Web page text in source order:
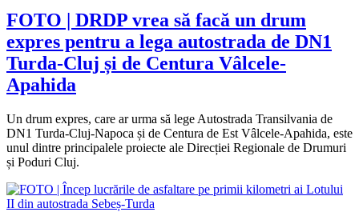
FOTO | DRDP vrea să facă un drum
expres pentru a lega autostrada de DN1
Turda-Cluj și de Centura Vâlcele-
Apahida
Un drum expres, care ar urma să lege Autostrada Transilvania de
DN1 Turda-Cluj-Napoca și de Centura de Est Vâlcele-Apahida, este
unul dintre principalele proiecte ale Direcției Regionale de Drumuri
și Poduri Cluj.